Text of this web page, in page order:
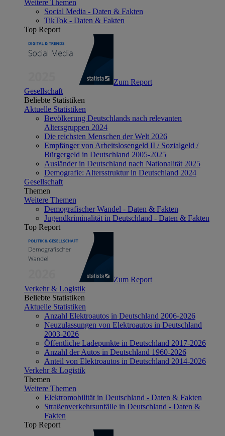
Weitere Themen
Social Media - Daten & Fakten
TikTok - Daten & Fakten
Top Report
Zum Report
Gesellschaft
Beliebte Statistiken
Aktuelle Statistiken
Bevölkerung Deutschlands nach relevanten
Altersgruppen 2024
Die reichsten Menschen der Welt 2026
Empfänger von Arbeitslosengeld II / Sozialgeld /
Bürgergeld in Deutschland 2005-2025
Ausländer in Deutschland nach Nationalität 2025
Demografie: Altersstruktur in Deutschland 2024
Gesellschaft
Themen
Weitere Themen
Demografischer Wandel - Daten & Fakten
Jugendkriminalität in Deutschland - Daten & Fakten
Top Report
Zum Report
Verkehr & Logistik
Beliebte Statistiken
Aktuelle Statistiken
Anzahl Elektroautos in Deutschland 2006-2026
Neuzulassungen von Elektroautos in Deutschland
2003-2026
Öffentliche Ladepunkte in Deutschland 2017-2026
Anzahl der Autos in Deutschland 1960-2026
Anteil von Elektroautos in Deutschland 2014-2026
Verkehr & Logistik
Themen
Weitere Themen
Elektromobilität in Deutschland - Daten & Fakten
Straßenverkehrsunfälle in Deutschland - Daten &
Fakten
Top Report